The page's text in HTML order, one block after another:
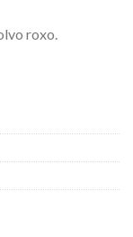
roxo.